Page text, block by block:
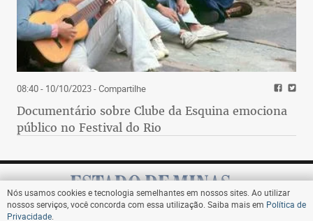
08:40 - 10/10/2023- Compartilhe
Documentário sobre Clube da Esquina emociona
público no Festival do Rio
Nós usamos cookies e tecnologia semelhantes em nossos sites. Ao utilizar
nossos serviços, você concorda com essa utilização. Saiba mais em Política de
Privacidade